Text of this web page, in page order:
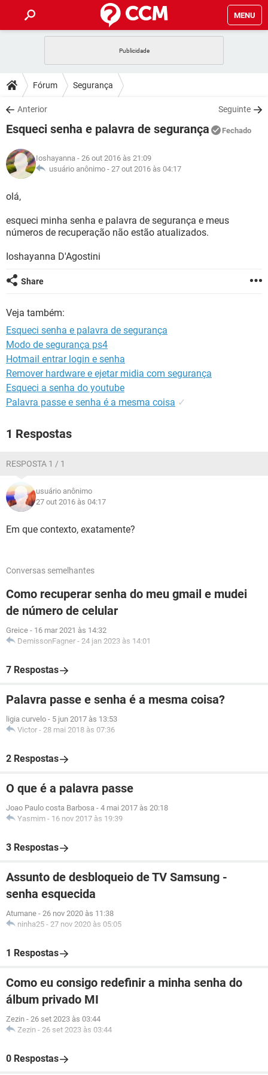
MENU
CELULAR
OUTLOOK
INSTAGRAM GMAIL
GUIA DE COMPRAS
DICAS
JOGOS
INSTAGRAM GMAIL
GUIA DE COMPRAS
DOWNLOADS
JOGOS WHATSAPP
CELULAR
OUTLOOK EXCEL
INSTAGRAM
FÓRUM
JOGOS WHATSAPP
CELULAR
OUTLOOK
INSTAGRAM GMAIL
GLOSSÁRIO
JOGOS
OUTLOOK EXCEL
INSTAGRAM
GUIA DE COMPRAS
Fórum Segurança
Anterior Seguinte
Esqueci senha e palavra de segurança Fechado
Ioshayanna - 26 out 2016 às 21:09
usuário anônimo - 27 out 2016 às 04:17
olá,
esqueci minha senha e palavra de segurança e meus
números de recuperação não estão atualizados.
Ioshayanna D'Agostini
Share
Veja também:
Esqueci senha e palavra de segurança
Modo de segurança ps4
Hotmail entrar login e senha
Remover hardware e ejetar midia com segurança
Esqueci a senha do youtube
Palavra passe e senha é a mesma coisa ✓
1 Respostas
RESPOSTA 1 / 1
usuário anônimo
27 out 2016 às 04:17
Em que contexto, exatamente?
Conversas semelhantes
Como recuperar senha do meu gmail e mudei
de número de celular
Greice - 16 mar 2021 às 14:32
DemissonFagner - 24 jan 2023 às 14:01
7 Respostas
Palavra passe e senha é a mesma coisa?
ligia curvelo - 5 jun 2017 às 13:53
Victor - 28 mai 2018 às 07:36
2 Respostas
O que é a palavra passe
Joao Paulo costa Barbosa - 4 mai 2017 às 20:18
Yasmim - 16 nov 2017 às 19:39
3 Respostas
Assunto de desbloqueio de TV Samsung -
senha esquecida
Atumane - 26 nov 2020 às 11:38
ninha25 - 27 nov 2020 às 05:05
1 Respostas
Como eu consigo redefinir a minha senha do
álbum privado MI
Zezin - 26 set 2023 às 03:44
Zezin - 26 set 2023 às 03:44
0 Respostas